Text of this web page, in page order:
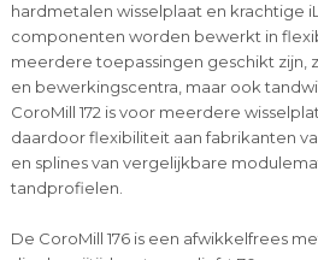
hardmetalen wisselplaat en krachtige
componenten worden bewerkt in
meerdere toepassingen geschikt zijn,
en bewerkingscentra, maar ook
CoroMill 172 is voor meerdere
daardoor flexibiliteit aan fabrikanten
en splines van vergelijkbare
tandprofielen.
De CoroMill 176 is een afwikkelfrees